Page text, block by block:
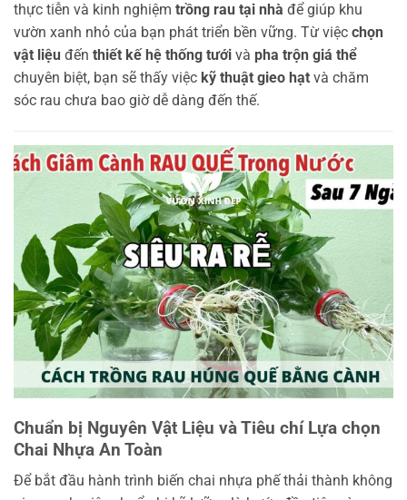
thực tiễn và kinh nghiệm trồng rau tại nhà để giúp khu
vườn xanh nhỏ của bạn phát triển bền vững. Từ việc chọn
vật liệu đến thiết kế hệ thống tưới và pha trộn giá thể
chuyên biệt, bạn sẽ thấy việc kỹ thuật gieo hạt và chăm
sóc rau chưa bao giờ dễ dàng đến thế.
Chuẩn bị Nguyên Vật Liệu và Tiêu chí Lựa chọn
Chai Nhựa An Toàn
Để bắt đầu hành trình biến chai nhựa phế thải thành không